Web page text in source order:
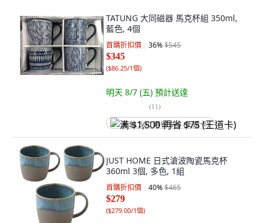
TATUNG 大同磁器 馬克杯組 350ml,
藍色, 4個
首購折扣價 36%$545
$345
($86.25/1個)
明天 8/7 (五) 預計送達
(11)
满 $1,500 再省 $75 (王道卡)
JUST HOME 日式滄波陶瓷馬克杯
360ml 3個, 多色, 1組
首購折扣價 40%$465
$279
($279.00/1個)